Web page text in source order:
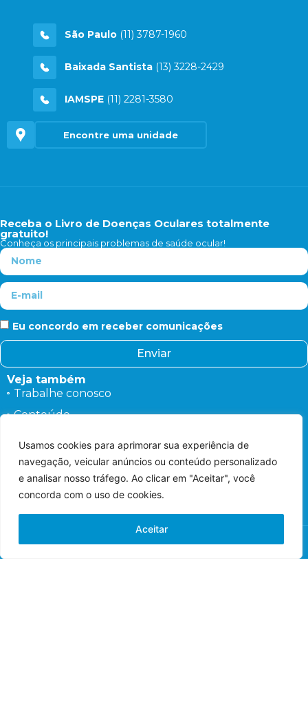
Usamos cookies para aprimorar sua experiência de
navegação, veicular anúncios ou conteúdo personalizado
e analisar nosso tráfego. Ao clicar em "Aceitar", você
concorda com o uso de cookies.
Aceitar
São Paulo (11) 3787-1960
Baixada Santista (13) 3228-2429
IAMSPE (11) 2281-3580
Encontre uma unidade
Receba o Livro de Doenças Oculares totalmente
gratuito!
Conheça os principais problemas de saúde ocular!
Eu concordo em receber comunicações
Enviar
Veja também
Trabalhe conosco
Conteúdo
Fale conosco
Orientações ao Paciente